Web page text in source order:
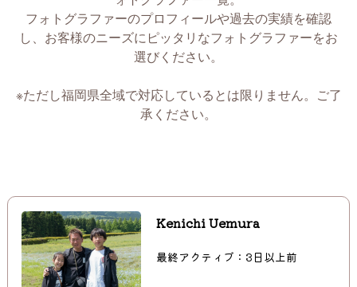
フォトグラファーのプロフィールや過去の実績を確認
し、お客様のニーズにピッタリなフォトグラファーをお
選びください。
※ただし福岡県全域で対応しているとは限りません。ご了
承ください。
Kenichi Uemura
最終アクティブ：3日以上前